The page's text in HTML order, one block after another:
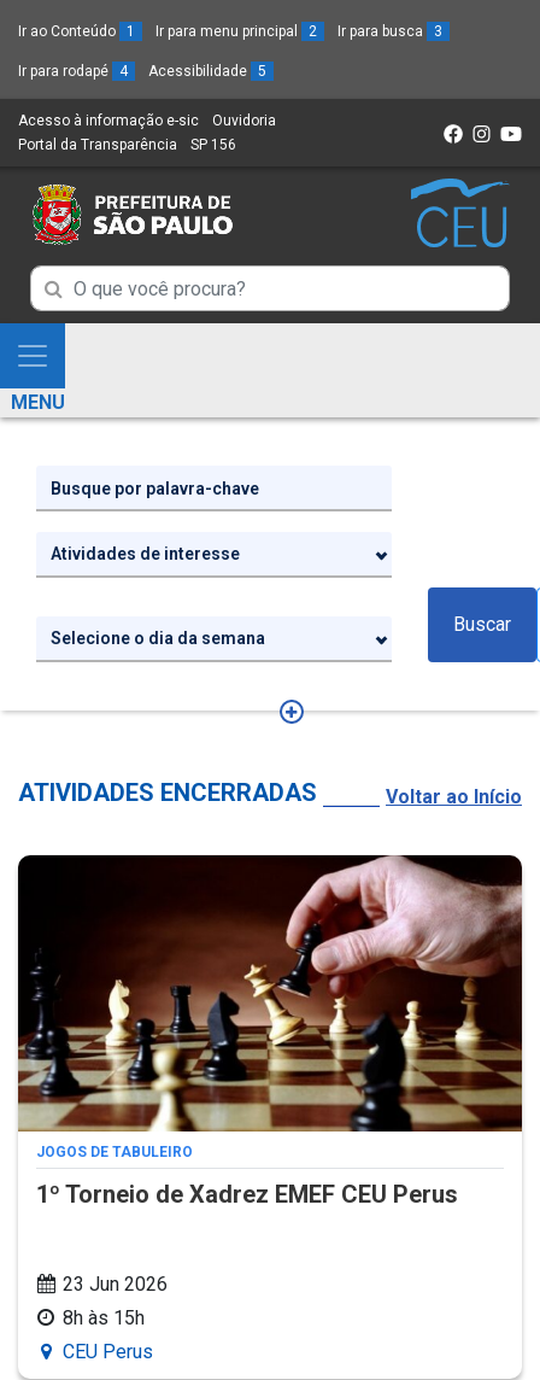
Ir ao Conteúdo 1 Ir para menu principal 2 Ir para busca 3
Ir para rodapé 4 Acessibilidade 5
Acesso à informação e-sic (Link
para
novo
sítio)
Ouvidoria
Portal da Transparência (Link
um
novo
SP 156
Campo
de
Busca
de
Campo
de
de
informações
Mostra
e
Esconde
Menu
MENU
Atividades de interesse
Selecione o dia da semana
Buscar
ATIVIDADES ENCERRADAS Voltar ao Início
JOGOS DE TABULEIRO
1º Torneio de Xadrez EMEF CEU Perus
23 Jun 2026
8h às 15h
CEU Perus